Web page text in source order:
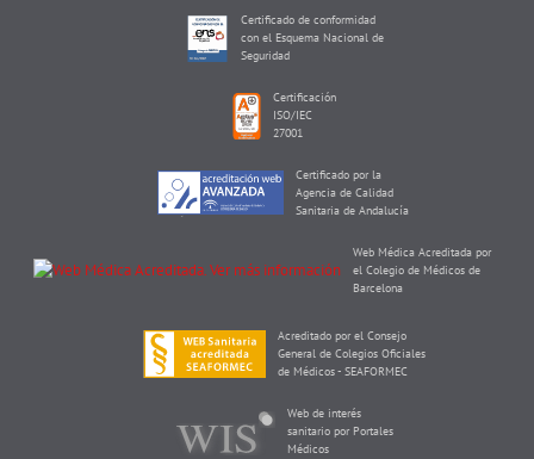
Certificado de conformidad
con el Esquema Nacional de
Seguridad
Certificación
ISO/IEC
27001
Certificado por la
Agencia de Calidad
Sanitaria de Andalucía
Web Médica Acreditada por
el Colegio de Médicos de
Barcelona
Acreditado por el Consejo
General de Colegios Oficiales
de Médicos - SEAFORMEC
Web de interés
sanitario por Portales
Médicos